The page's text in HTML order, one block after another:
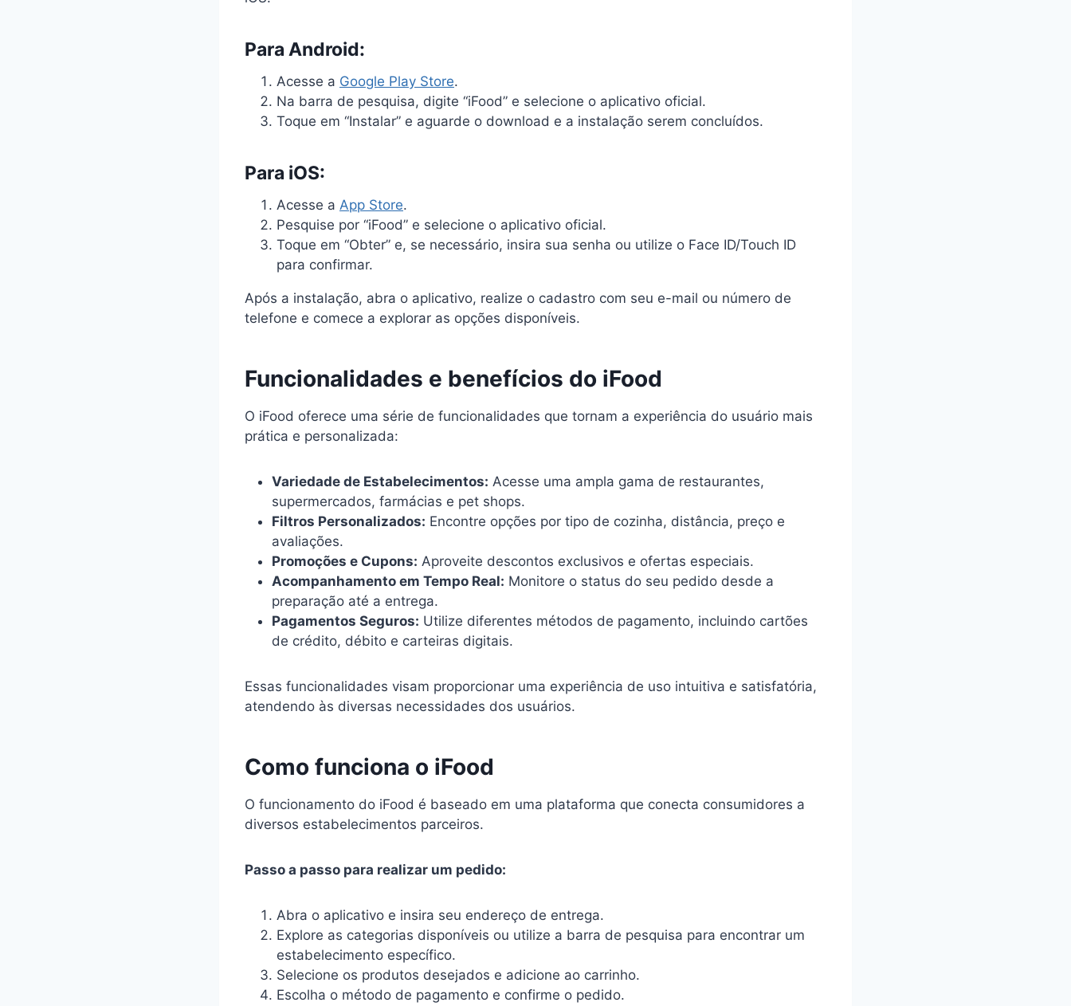
Para Android:
Acesse a Google Play Store.
Na barra de pesquisa, digite “iFood” e selecione o aplicativo oficial.
Toque em “Instalar” e aguarde o download e a instalação serem concluídos.
Para iOS:
Acesse a App Store.
Pesquise por “iFood” e selecione o aplicativo oficial.
Toque em “Obter” e, se necessário, insira sua senha ou utilize o Face ID/Touch ID
para confirmar.
Após a instalação, abra o aplicativo, realize o cadastro com seu e-mail ou número de
telefone e comece a explorar as opções disponíveis.
Funcionalidades e benefícios do iFood
O iFood oferece uma série de funcionalidades que tornam a experiência do usuário mais
prática e personalizada:
Variedade de Estabelecimentos: Acesse uma ampla gama de restaurantes,
supermercados, farmácias e pet shops.
Filtros Personalizados: Encontre opções por tipo de cozinha, distância, preço e
avaliações.
Promoções e Cupons: Aproveite descontos exclusivos e ofertas especiais.
Acompanhamento em Tempo Real: Monitore o status do seu pedido desde a
preparação até a entrega.
Pagamentos Seguros: Utilize diferentes métodos de pagamento, incluindo cartões
de crédito, débito e carteiras digitais.
Essas funcionalidades visam proporcionar uma experiência de uso intuitiva e satisfatória,
atendendo às diversas necessidades dos usuários.
Como funciona o iFood
O funcionamento do iFood é baseado em uma plataforma que conecta consumidores a
diversos estabelecimentos parceiros.
Passo a passo para realizar um pedido:
Abra o aplicativo e insira seu endereço de entrega.
Explore as categorias disponíveis ou utilize a barra de pesquisa para encontrar um
estabelecimento específico.
Selecione os produtos desejados e adicione ao carrinho.
Escolha o método de pagamento e confirme o pedido.